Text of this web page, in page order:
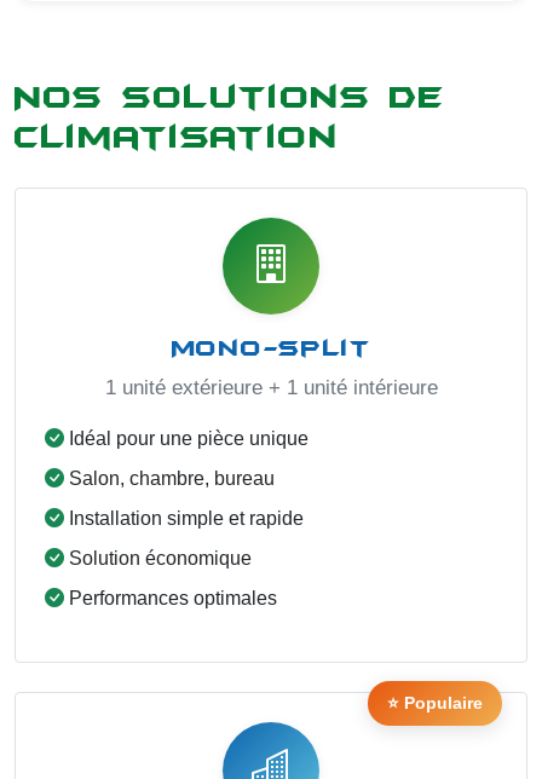
Nos solutions de
climatisation
Mono-split
1 unité extérieure + 1 unité intérieure
Idéal pour une pièce unique
Salon, chambre, bureau
Installation simple et rapide
Solution économique
Performances optimales
⭐ Populaire